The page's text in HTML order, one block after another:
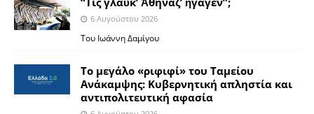
6 Αυγούστου 2026
Του Ιωάννη Δαμίγου
Το μεγάλο «ριφιφί» του Ταμείου
Ανάκαμψης: Κυβερνητική απληστία και
αντιπολιτευτική αφασία